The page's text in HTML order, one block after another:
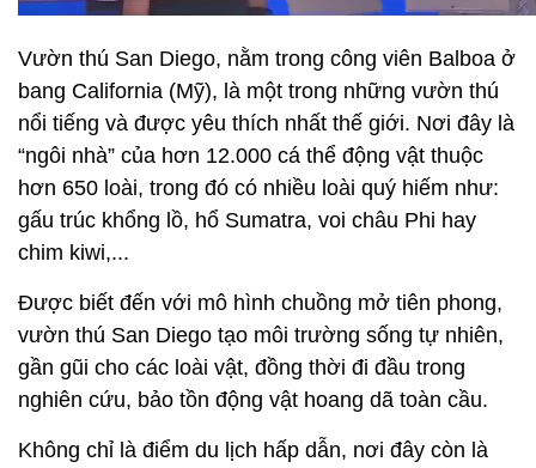
Vườn thú San Diego, nằm trong công viên Balboa ở
bang California (Mỹ), là một trong những vườn thú
nổi tiếng và được yêu thích nhất thế giới. Nơi đây là
“ngôi nhà” của hơn 12.000 cá thể động vật thuộc
hơn 650 loài, trong đó có nhiều loài quý hiếm như:
gấu trúc khổng lồ, hổ Sumatra, voi châu Phi hay
chim kiwi,...
Được biết đến với mô hình chuồng mở tiên phong,
vườn thú San Diego tạo môi trường sống tự nhiên,
gần gũi cho các loài vật, đồng thời đi đầu trong
nghiên cứu, bảo tồn động vật hoang dã toàn cầu.
Không chỉ là điểm du lịch hấp dẫn, nơi đây còn là